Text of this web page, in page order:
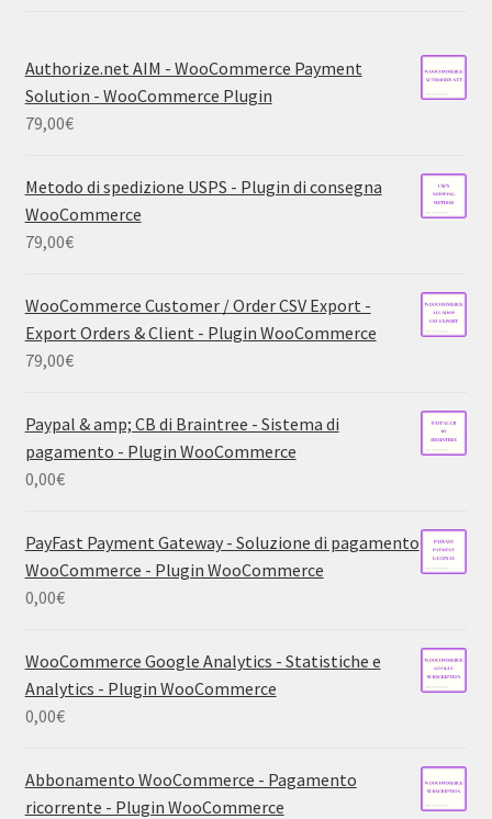
Authorize.net AIM - WooCommerce Payment
Solution - WooCommerce Plugin
79,00€
Metodo di spedizione USPS - Plugin di consegna
WooCommerce
79,00€
WooCommerce Customer / Order CSV Export -
Export Orders & Client - Plugin WooCommerce
79,00€
Paypal & amp; CB di Braintree - Sistema di
pagamento - Plugin WooCommerce
0,00€
PayFast Payment Gateway - Soluzione di pagamento
WooCommerce - Plugin WooCommerce
0,00€
WooCommerce Google Analytics - Statistiche e
Analytics - Plugin WooCommerce
0,00€
Abbonamento WooCommerce - Pagamento
ricorrente - Plugin WooCommerce